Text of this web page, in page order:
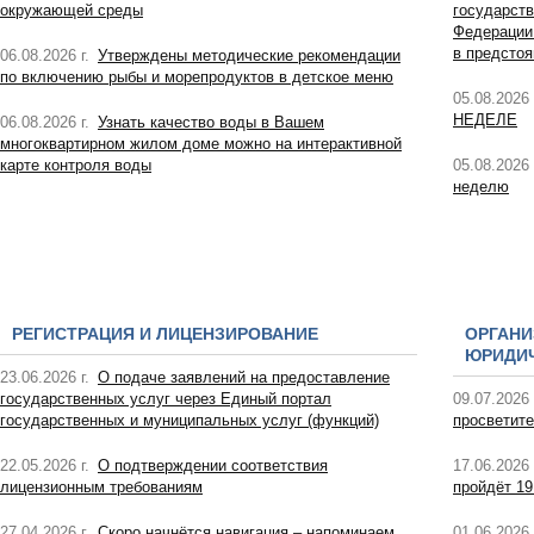
окружающей среды
06.08.2026 г. Утверждены методические рекомендации
по включению рыбы и морепродуктов в детское меню
06.08.2026 г. Узнать качество воды в Вашем
многоквартирном жилом доме можно на интерактивной
карте контроля воды
в
05.08.2026
НЕДЕЛЕ
05.08.2026
неделю
РЕГИСТРАЦИЯ И ЛИЦЕНЗИРОВАНИЕ
23.06.2026 г. О подаче заявлений на предоставление
государственных услуг через Единый портал
государственных и муниципальных услуг (функций)
22.05.2026 г. О подтверждении соответствия
лицензионным требованиям
09.07.2026
17.06.2026
пройдёт